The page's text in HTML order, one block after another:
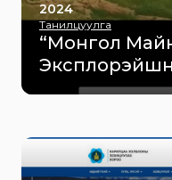
2024
Танилцуулга
“Монгол